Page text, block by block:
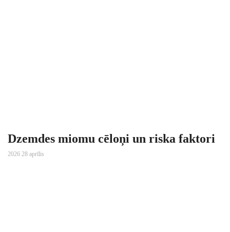
Dzemdes miomu cēloņi un riska faktori
2026 28 aprīlis